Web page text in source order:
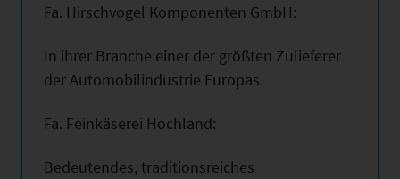
Fa. Hirschvogel Komponenten GmbH:
In ihrer Branche einer der größten Zulieferer
der Automobilindustrie Europas.
Fa. Feinkäserei Hochland:
Bedeutendes, traditionsreiches